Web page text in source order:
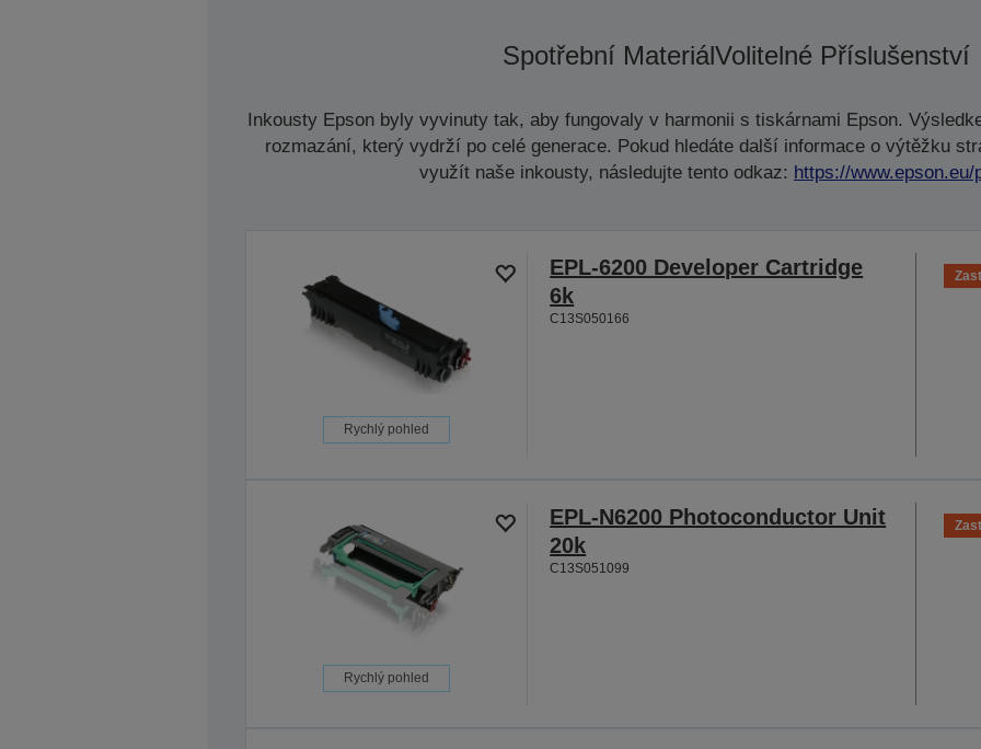
Spotřební MateriálVolitelné Příslušenství
Inkousty Epson byly vyvinuty tak, aby fungovaly v harmonii s tiskárnami Epson.
rozmazání, který vydrží po celé generace. Pokud hledáte další informace o výtěžku
využít naše inkousty, následujte tento odkaz: https://www.epson.eu/
Rychlý pohled
EPL-6200 Developer Cartridge
6k
C13S050166
Rychlý pohled
EPL-N6200 Photoconductor Unit
20k
C13S051099